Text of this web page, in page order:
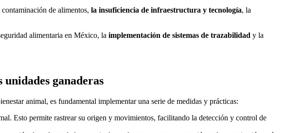
de alimentos, la insuficiencia de infraestructura y tecnología, la
alimentaria en México, la implementación de sistemas de trazabilidad y la
ganaderas
animal, es fundamental implementar una serie de medidas y prácticas:
Esto permite rastrear su origen y movimientos, facilitando la detección y control de